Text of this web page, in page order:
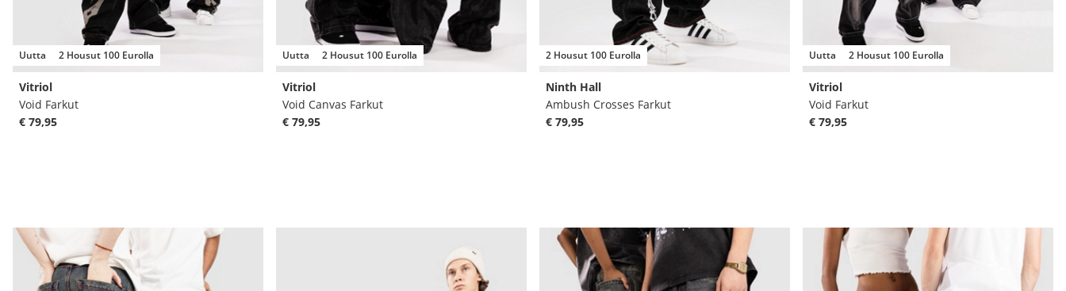
Uutta 2 Housut 100 Eurolla
Vitriol
Void Farkut
€ 79,95
Uutta 2 Housut 100 Eurolla
Vitriol
Void Canvas Farkut
€ 79,95
2 Housut 100 Eurolla
Ninth Hall
Ambush Crosses Farkut
€ 79,95
Uutta 2 Housut 100 Eurolla
Vitriol
Void Farkut
€ 79,95